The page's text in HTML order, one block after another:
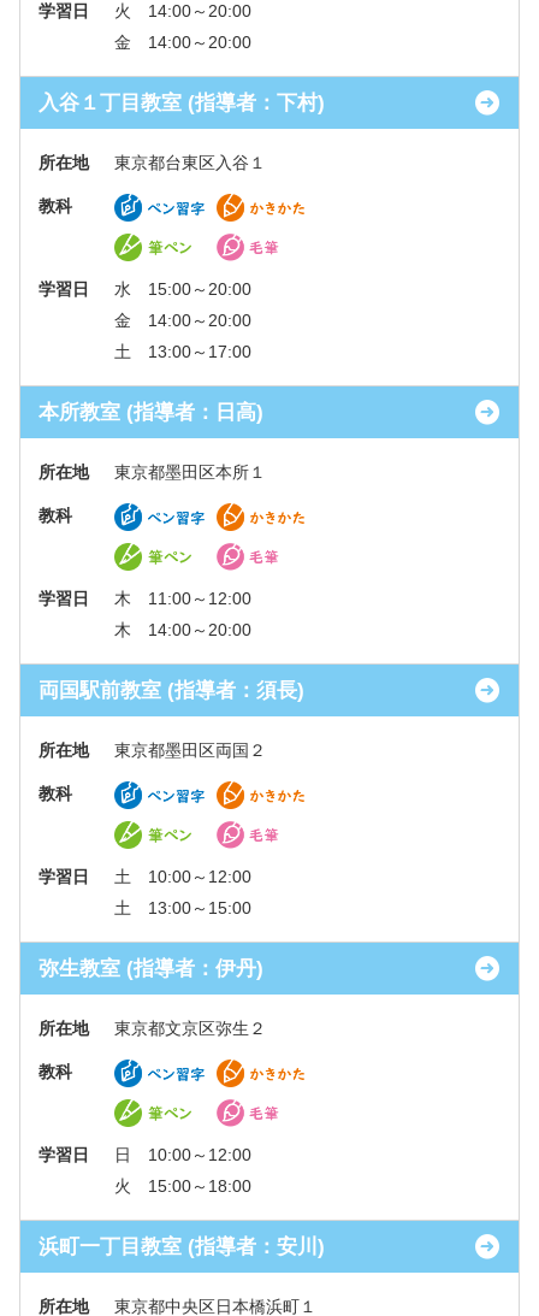
学習日
火 14:00～20:00
金 14:00～20:00
入谷１丁目教室 (指導者：下村)
所在地 東京都台東区入谷１
教科
学習日
水 15:00～20:00
金 14:00～20:00
土 13:00～17:00
本所教室 (指導者：日高)
所在地 東京都墨田区本所１
教科
学習日
木 11:00～12:00
木 14:00～20:00
両国駅前教室 (指導者：須長)
所在地 東京都墨田区両国２
教科
学習日
土 10:00～12:00
土 13:00～15:00
弥生教室 (指導者：伊丹)
所在地 東京都文京区弥生２
教科
学習日
日 10:00～12:00
火 15:00～18:00
浜町一丁目教室 (指導者：安川)
所在地 東京都中央区日本橋浜町１